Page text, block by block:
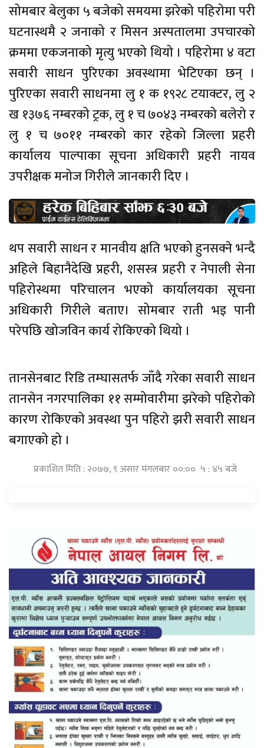
सोमबार बेलुका ५ बजेको समयमा झरेको पहिरोमा परी
घटनास्थमै २ जनाको र मिसन अस्पतालमा उपचारको
क्रममा एकजनाको मृत्यु भएको थियो । पहिरोमा ४ वटा
सवारी साधन पुरिएका अवस्थामा भेटिएका छन् ।
पुरिएका सवारी साधनमा लु १ क १९२८ टयाक्टर, लु २
ख १३७६ नम्बरको ट्रक, लु १ च ७०४३ नम्बरको बलेरो र
लु १ च ७०११ नम्बरको कार रहेको जिल्ला प्रहरी
कार्यालय पाल्पाका सूचना अधिकारी प्रहरी नायव
उपरीक्षक मनोज गिरीले जानकारी दिए ।
थप सवारी साधन र मानवीय क्षति भएको हुनसक्ने भन्दै
अहिले बिहानैदेखि प्रहरी, शसस्त्र प्रहरी र नेपाली सेना
पहिरोस्थमा परिचालन भएको कार्यालयका सूचना
अधिकारी गिरीले बताए। सोमबार राती भइ पानी
परेपछि खोजविन कार्य रोकिएको थियो ।
तानसेनबाट रिडि तम्घासतर्फ जाँदै गरेका सवारी साधन
तानसेन नगरपालिका ११ सम्मोवारीमा झरेको पहिरोको
कारण रोकिएको अवस्था पुन पहिरो झरी सवारी साधन
बगाएको हो ।
प्रकाशित मिति : २०७७, ९ असार मंगलबार ००:०० ५ : ४५ बजे